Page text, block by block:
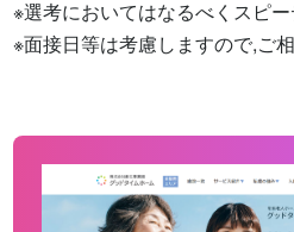
※選考においてはなるべくスピー
※面接日等は考慮しますので,ご